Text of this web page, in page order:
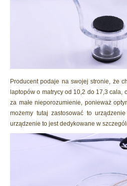
Producent podaje na swojej stronie, że
laptopów o matrycy od 10,2 do 17,3 cala,
za małe nieporozumienie, ponieważ
możemy tutaj zastosować to
urządzenie to jest dedykowane w